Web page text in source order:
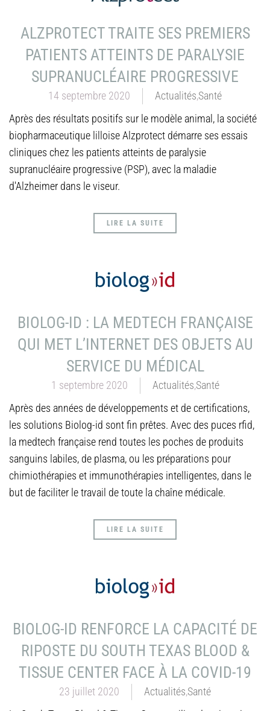
ALZPROTECT TRAITE SES PREMIERS
PATIENTS ATTEINTS DE PARALYSIE
SUPRANUCLÉAIRE PROGRESSIVE
14 septembre 2020 Actualités,Santé
Après des résultats positifs sur le modèle animal, la société
biopharmaceutique lilloise Alzprotect démarre ses essais
cliniques chez les patients atteints de paralysie
supranucléaire progressive (PSP), avec la maladie
d'Alzheimer dans le viseur.
LIRE LA SUITE
BIOLOG-ID : LA MEDTECH FRANÇAISE
QUI MET L’INTERNET DES OBJETS AU
SERVICE DU MÉDICAL
1 septembre 2020 Actualités,Santé
Après des années de développements et de certifications,
les solutions Biolog-id sont fin prêtes. Avec des puces rfid,
la medtech française rend toutes les poches de produits
sanguins labiles, de plasma, ou les préparations pour
chimiothérapies et immunothérapies intelligentes, dans le
but de faciliter le travail de toute la chaîne médicale.
LIRE LA SUITE
BIOLOG-ID RENFORCE LA CAPACITÉ DE
RIPOSTE DU SOUTH TEXAS BLOOD &
TISSUE CENTER FACE À LA COVID-19
23 juillet 2020 Actualités,Santé